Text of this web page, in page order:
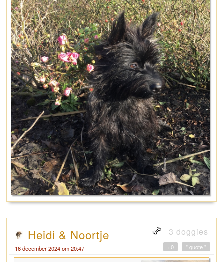
Heidi & Noortje 3 doggies
16 december 2024 om 20:47 " quote "
+0